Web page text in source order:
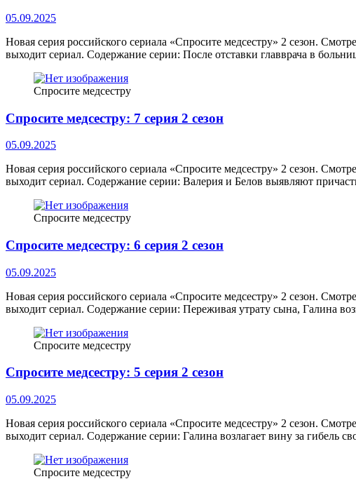
05.09.2025
Новая серия российского сериала «Спросите медсестру» 2 сезон.
выходит сериал. Содержание серии: После отставки главврача в
Спросите медсестру
Спросите медсестру: 7 серия 2 сезон
05.09.2025
Новая серия российского сериала «Спросите медсестру» 2 сезон.
выходит сериал. Содержание серии: Валерия и Белов выявляют
Спросите медсестру
Спросите медсестру: 6 серия 2 сезон
05.09.2025
Новая серия российского сериала «Спросите медсестру» 2 сезон.
выходит сериал. Содержание серии: Переживая утрату сына, Галина
Спросите медсестру
Спросите медсестру: 5 серия 2 сезон
05.09.2025
Новая серия российского сериала «Спросите медсестру» 2 сезон.
выходит сериал. Содержание серии: Галина возлагает вину за гибель
Спросите медсестру